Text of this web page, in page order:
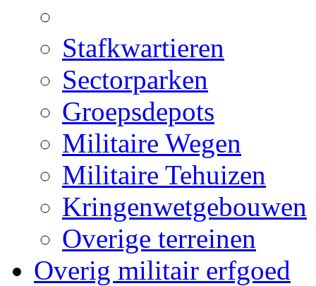
Stafkwartieren
Sectorparken
Groepsdepots
Militaire Wegen
Militaire Tehuizen
Kringenwetgebouwen
Overige terreinen
Overig militair erfgoed